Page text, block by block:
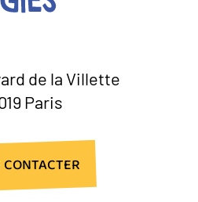
de la Villette
Paris